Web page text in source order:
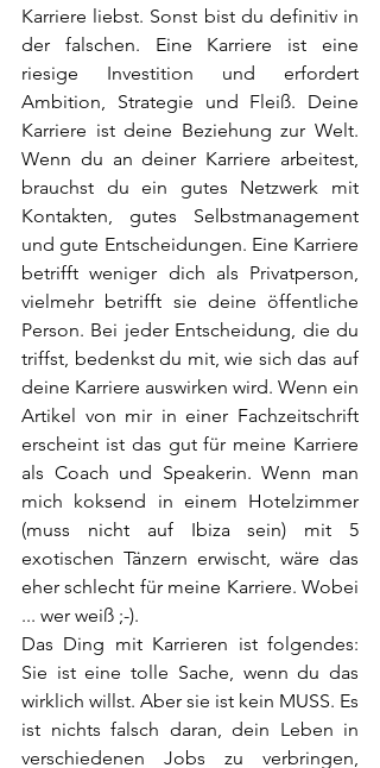
Karriere liebst. Sonst bist du definitiv in
der falschen. Eine Karriere ist eine
riesige Investition und erfordert
Ambition, Strategie und Fleiß. Deine
Karriere ist deine Beziehung zur Welt.
Wenn du an deiner Karriere arbeitest,
brauchst du ein gutes Netzwerk mit
Kontakten, gutes Selbstmanagement
und gute Entscheidungen. Eine Karriere
betrifft weniger dich als Privatperson,
vielmehr betrifft sie deine öffentliche
Person. Bei jeder Entscheidung, die du
triffst, bedenkst du mit, wie sich das auf
deine Karriere auswirken wird. Wenn ein
Artikel von mir in einer Fachzeitschrift
erscheint ist das gut für meine Karriere
als Coach und Speakerin. Wenn man
mich koksend in einem Hotelzimmer
(muss nicht auf Ibiza sein) mit 5
exotischen Tänzern erwischt, wäre das
eher schlecht für meine Karriere. Wobei
... wer weiß ;-).
Das Ding mit Karrieren ist folgendes:
Sie ist eine tolle Sache, wenn du das
wirklich willst. Aber sie ist kein MUSS. Es
ist nichts falsch daran, dein Leben in
verschiedenen Jobs zu verbringen,